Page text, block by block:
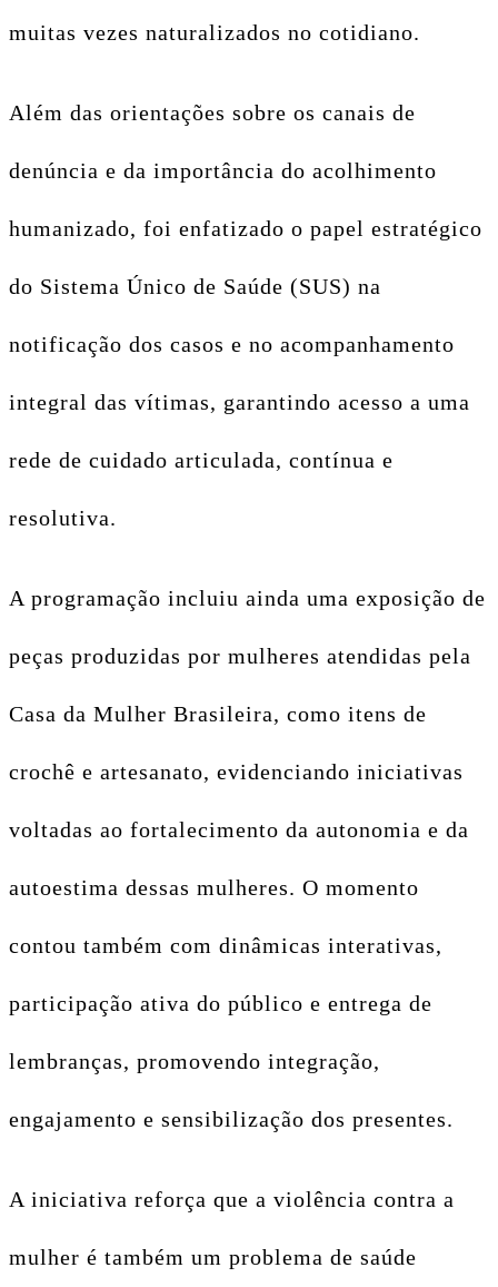
muitas vezes naturalizados no cotidiano.
Além das orientações sobre os canais de
denúncia e da importância do acolhimento
humanizado, foi enfatizado o papel estratégico
do Sistema Único de Saúde (SUS) na
notificação dos casos e no acompanhamento
integral das vítimas, garantindo acesso a uma
rede de cuidado articulada, contínua e
resolutiva.
A programação incluiu ainda uma exposição de
peças produzidas por mulheres atendidas pela
Casa da Mulher Brasileira, como itens de
crochê e artesanato, evidenciando iniciativas
voltadas ao fortalecimento da autonomia e da
autoestima dessas mulheres. O momento
contou também com dinâmicas interativas,
participação ativa do público e entrega de
lembranças, promovendo integração,
engajamento e sensibilização dos presentes.
A iniciativa reforça que a violência contra a
mulher é também um problema de saúde